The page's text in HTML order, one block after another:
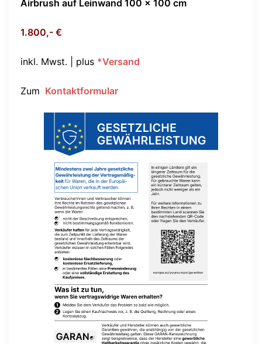
Airbrush auf Leinwand 100 x 100 cm
1.800,- €
inkl. Mwst. | plus *Versand
Zum Kontaktformular